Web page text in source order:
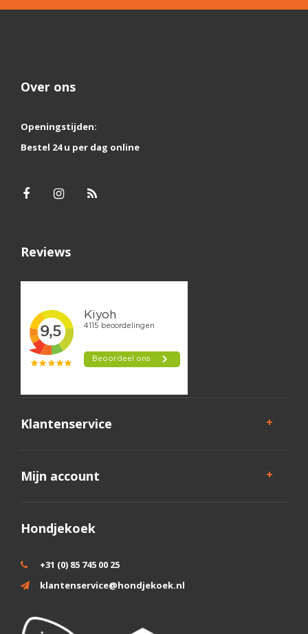
Over ons
Openingstijden:
Bestel 24 u per dag online
Reviews
Klantenservice
Mijn account
Hondjekoek
+31 (0) 85 745 00 25
klantenservice@hondjekoek.nl